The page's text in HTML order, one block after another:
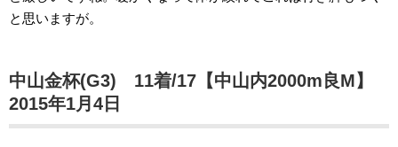
と思いますが。
中山金杯(G3) 11着/17【中山内2000m良M】
2015年1月4日